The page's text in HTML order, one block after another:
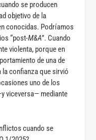
se producen
objetivo de la
conocidas. Podríamos
“post-M&A”. Cuando
violenta, porque en
de una de
confianza que sirvió
uno de los
viceversa— mediante
cuando se